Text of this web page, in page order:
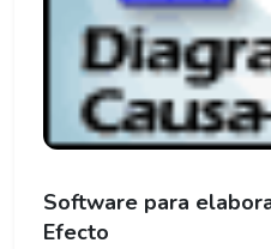
Software para
Efecto